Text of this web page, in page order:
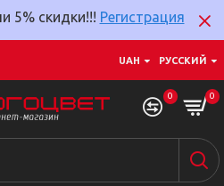
5% скидки!!! Регистрация
UAH РУССКИЙ
0 0